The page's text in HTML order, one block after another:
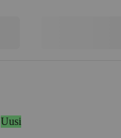
Uusi